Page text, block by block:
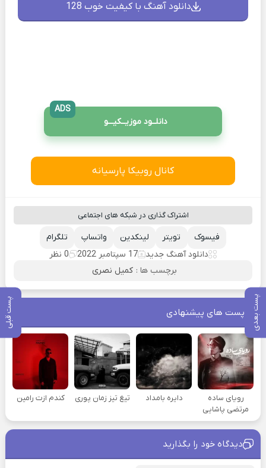
پست بعدی پست قبلی
دانلود آهنگ با کیفیت خوب 128
دانلــود موزیــکیـــو
ADS
کانال روبیکا پارسیانه
اشتراک گذاری در شبکه های اجتماعی
تلگرام واتساپ لینکدین تویتر
فیسوک
دانلود آهنگ جدید
17 سپتامبر 2022
0 نظر
برچسب ها : کمیل نصری
پست های پیشنهادی
رویای ساده
مرتضی پاشایی
دایره بامداد تیغ تیز زمان پوری کندم ازت رامین
دیدگاه خود را بگذارید